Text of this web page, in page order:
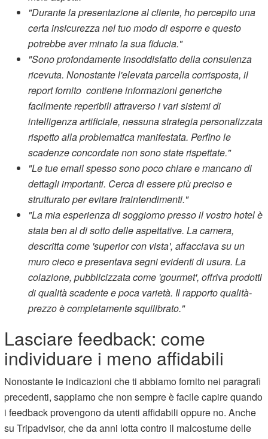
"Durante la presentazione al cliente, ho percepito una
certa insicurezza nel tuo modo di esporre e questo
potrebbe aver minato la sua fiducia."
"Sono profondamente insoddisfatto della consulenza
ricevuta. Nonostante l'elevata parcella corrisposta, il
report fornito contiene informazioni generiche
facilmente reperibili attraverso i vari sistemi di
intelligenza artificiale, nessuna strategia personalizzata
rispetto alla problematica manifestata. Perfino le
scadenze concordate non sono state rispettate."
"Le tue email spesso sono poco chiare e mancano di
dettagli importanti. Cerca di essere più preciso e
strutturato per evitare fraintendimenti."
"La mia esperienza di soggiorno presso il vostro hotel è
stata ben al di sotto delle aspettative. La camera,
descritta come 'superior con vista', affacciava su un
muro cieco e presentava segni evidenti di usura. La
colazione, pubblicizzata come 'gourmet', offriva prodotti
di qualità scadente e poca varietà. Il rapporto qualità-
prezzo è completamente squilibrato."
Lasciare feedback: come
individuare i meno affidabili
Nonostante le indicazioni che ti abbiamo fornito nei paragrafi
precedenti, sappiamo che non sempre è facile capire quando
i feedback provengono da utenti affidabili oppure no. Anche
su Tripadvisor, che da anni lotta contro il malcostume delle